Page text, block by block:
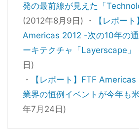
発の最前線が見えた「
(2012年8月9日) ・
【レポー
Americas 2012 -次の10年の
ーキテクチャ「Layerscape」
日)
・
【レポート】FTF
業界の恒例イベントが今年も
年7月24日)